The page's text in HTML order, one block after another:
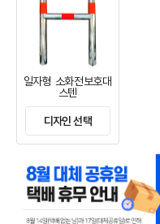
일자형 소화전보호대
스텐
디자인 선택